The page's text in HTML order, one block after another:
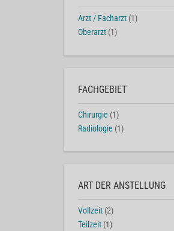
Arzt / Facharzt (1)
Oberarzt (1)
FACHGEBIET
Chirurgie (1)
Radiologie (1)
ART DER ANSTELLUNG
Vollzeit (2)
Teilzeit (1)